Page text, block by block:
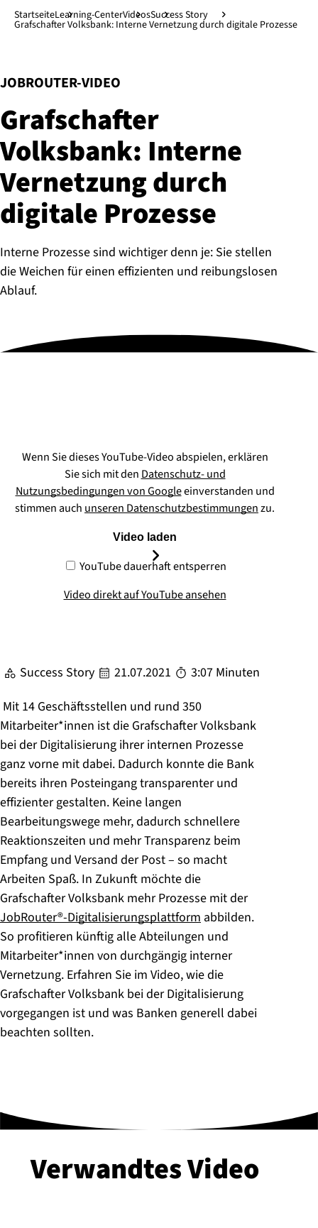
Direkt zum Hauptinhalt↓
StartseiteLearning-CenterVideosSuccess Story
Grafschafter Volksbank: Interne Vernetzung durch digitale Prozesse
JOBROUTER-VIDEO
:
Graf­schaf­ter
Volksbank: Interne
Vernetzung durch
digitale Prozesse
Interne Prozesse sind wichtiger denn je: Sie stellen
die Weichen für einen effizienten und reibungslosen
Ablauf.
Wenn Sie dieses YouTube-Video abspielen, erklären
Sie sich mit den Datenschutz- und
Nutzungsbedingungen von Googleeinverstanden und
stimmen auch unseren Datenschutzbestimmungenzu.
Video laden
YouTube dauerhaft entsperren
Video direkt auf YouTube ansehen
Success Story 21.07.2021
3:07 Minuten
Mit 14 Geschäftsstellen und rund 350
Mitarbeiter*innen ist die Grafschafter Volksbank
bei der Digitalisierung ihrer internen Prozesse
ganz vorne mit dabei. Dadurch konnte die Bank
bereits ihren Posteingang transparenter und
effizienter gestalten. Keine langen
Bearbeitungswege mehr, dadurch schnellere
Reaktionszeiten und mehr Transparenz beim
Empfang und Versand der Post – so macht
Arbeiten Spaß. In Zukunft möchte die
Grafschafter Volksbank mehr Prozesse mit der
JobRouter®-Digitalisierungsplattform abbilden.
So profitieren künftig alle Abteilungen und
Mitarbeiter*innen von durchgängig interner
Vernetzung. Erfahren Sie im Video, wie die
Grafschafter Volksbank bei der Digitalisierung
vorgegangen ist und was Banken generell dabei
beachten sollten.
Verwandtes Video